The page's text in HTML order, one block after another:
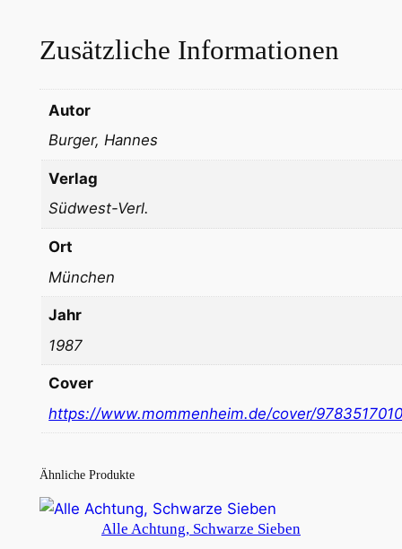
Zusätzliche Informationen
Autor
Burger, Hannes
Verlag
Südwest-Verl.
Ort
München
Jahr
1987
Cover
https://www.mommenheim.de/cover/
Ähnliche Produkte
Alle Achtung, Schwarze Sieben